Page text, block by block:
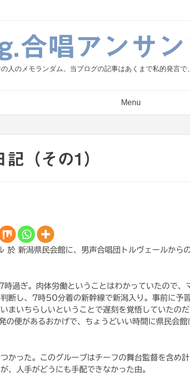
合唱アンサ
人のメモランダム。当ブログの記事はあくまで私的発言
Menu
（その1）
於 新潟県民会館に、男声合唱団トルヴェールから
過ぎ。肉体労働ということはわかっていたので、
断し、7時50分着の新幹線で新潟入り。事前に予
まいちらしいということで遅刻を覚悟していたの
の便があるおかげで、ちょうどいい時間に県民会館
かった。このグループはチーフの舞台監督を含め
、人手がどうにも手配できなかった由。